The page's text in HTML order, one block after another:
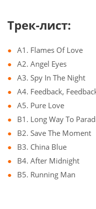
Трек-лист:
A1. Flames Of Love
A2. Angel Eyes
A3. Spy In The Night
A4. Feedback,
A5. Pure Love
B1. Long Way To
B2. Save The Moment
B3. China Blue
B4. After Midnight
B5. Running Man